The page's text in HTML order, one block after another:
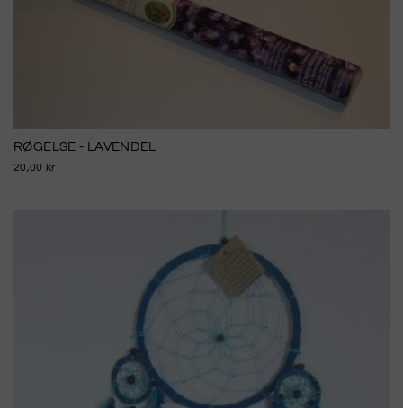
RØGELSE - LAVENDEL
20,00 kr